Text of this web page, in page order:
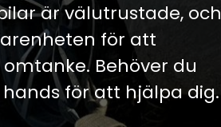
är välutrustade, och
för att
Behöver du
för att hjälpa dig.